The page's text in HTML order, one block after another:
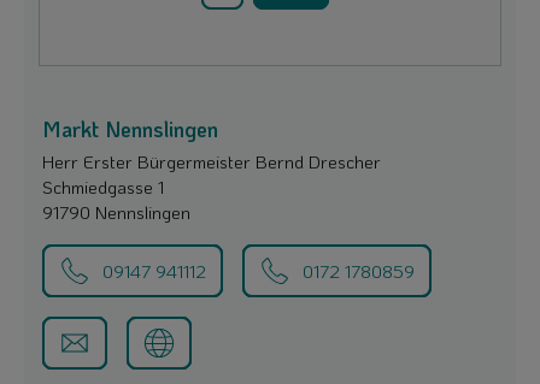
Markt Nennslingen
Herr Erster Bürgermeister Bernd Drescher
Schmiedgasse 1
91790 Nennslingen
09147 941112 0172 1780859